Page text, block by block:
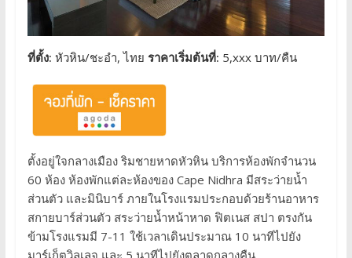
ที่ตั้ง: หัวหิน/ชะอำ, ไทย ราคาเริ่มต้นที่: 5,xxx บาท/คืน
ตั้งอยู่ใจกลางเมือง ริมชายหาดหัวหิน บริการห้องพักจำนวน
60 ห้อง ห้องพักแต่ละห้องของ Cape Nidhra มีสระว่ายน้ำ
ส่วนตัว และมินิบาร์ ภายในโรงแรมประกอบด้วยร้านอาหาร
สกายบาร์ส่วนตัว สระว่ายน้ำหน้าหาด ฟิตเนส สปา ตรงกัน
ข้ามโรงแรมมี 7-11 ใช้เวลาเดินประมาณ 10 นาทีไปยัง
มาร์เก็ตวิลเลจ และ 5 นาทีไปยังตลาดกลางคืน